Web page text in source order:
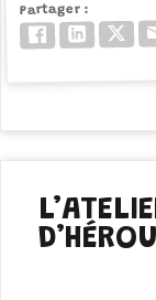
Partager
FacebookLinkedIn